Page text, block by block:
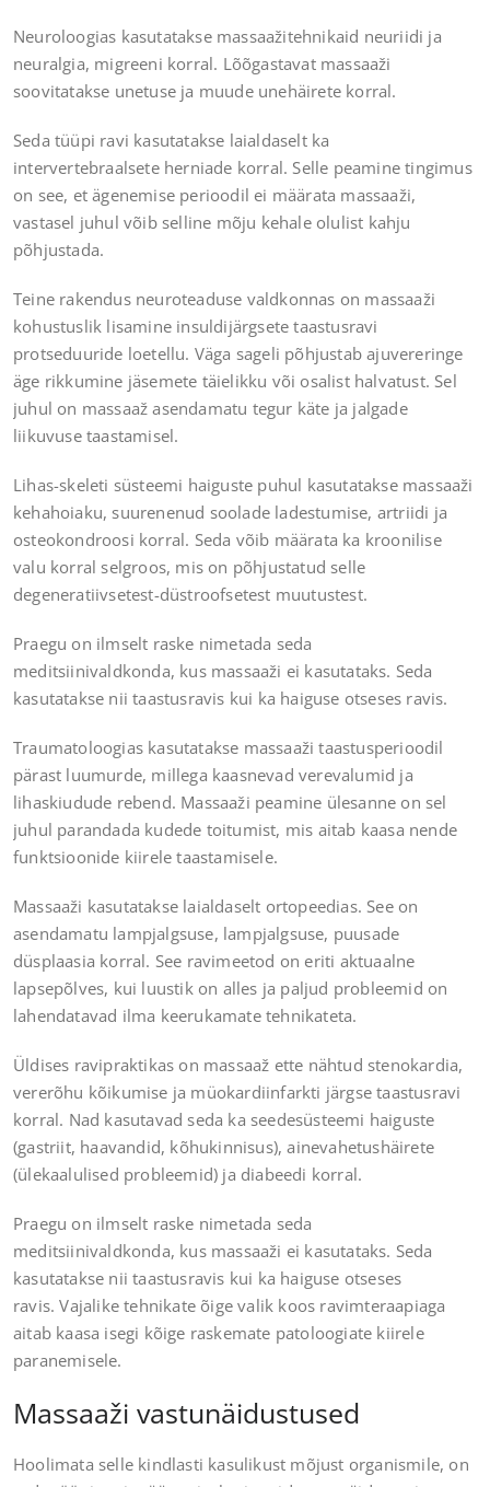
Neuroloogias kasutatakse massaažitehnikaid neuriidi ja
neuralgia, migreeni korral. Lõõgastavat massaaži
soovitatakse unetuse ja muude unehäirete korral.
Seda tüüpi ravi kasutatakse laialdaselt ka
intervertebraalsete herniade korral. Selle peamine tingimus
on see, et ägenemise perioodil ei määrata massaaži,
vastasel juhul võib selline mõju kehale olulist kahju
põhjustada.
Teine rakendus neuroteaduse valdkonnas on massaaži
kohustuslik lisamine insuldijärgsete taastusravi
protseduuride loetellu. Väga sageli põhjustab ajuvereringe
äge rikkumine jäsemete täielikku või osalist halvatust. Sel
juhul on massaaž asendamatu tegur käte ja jalgade
liikuvuse taastamisel.
Lihas-skeleti süsteemi haiguste puhul kasutatakse massaaži
kehahoiaku, suurenenud soolade ladestumise, artriidi ja
osteokondroosi korral. Seda võib määrata ka kroonilise
valu korral selgroos, mis on põhjustatud selle
degeneratiivsetest-düstroofsetest muutustest.
Praegu on ilmselt raske nimetada seda
meditsiinivaldkonda, kus massaaži ei kasutataks. Seda
kasutatakse nii taastusravis kui ka haiguse otseses ravis.
Traumatoloogias kasutatakse massaaži taastusperioodil
pärast luumurde, millega kaasnevad verevalumid ja
lihaskiudude rebend. Massaaži peamine ülesanne on sel
juhul parandada kudede toitumist, mis aitab kaasa nende
funktsioonide kiirele taastamisele.
Massaaži kasutatakse laialdaselt ortopeedias. See on
asendamatu lampjalgsuse, lampjalgsuse, puusade
düsplaasia korral. See ravimeetod on eriti aktuaalne
lapsepõlves, kui luustik on alles ja paljud probleemid on
lahendatavad ilma keerukamate tehnikateta.
Üldises ravipraktikas on massaaž ette nähtud stenokardia,
vererõhu kõikumise ja müokardiinfarkti järgse taastusravi
korral. Nad kasutavad seda ka seedesüsteemi haiguste
(gastriit, haavandid, kõhukinnisus), ainevahetushäirete
(ülekaalulised probleemid) ja diabeedi korral.
Praegu on ilmselt raske nimetada seda
meditsiinivaldkonda, kus massaaži ei kasutataks. Seda
kasutatakse nii taastusravis kui ka haiguse otseses
ravis. Vajalike tehnikate õige valik koos ravimteraapiaga
aitab kaasa isegi kõige raskemate patoloogiate kiirele
paranemisele.
Massaaži vastunäidustused
Hoolimata selle kindlasti kasulikust mõjust organismile, on